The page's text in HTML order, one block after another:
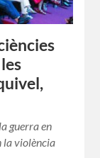
guerra en
la violència